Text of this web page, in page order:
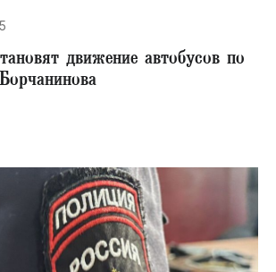
движение автобусов по